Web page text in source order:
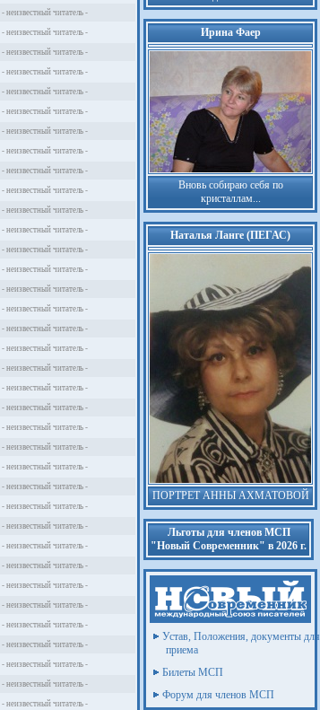
- неизвестный читатель -
- неизвестный читатель -
- неизвестный читатель -
- неизвестный читатель -
- неизвестный читатель -
- неизвестный читатель -
- неизвестный читатель -
- неизвестный читатель -
- неизвестный читатель -
- неизвестный читатель -
- неизвестный читатель -
- неизвестный читатель -
- неизвестный читатель -
- неизвестный читатель -
- неизвестный читатель -
- неизвестный читатель -
- неизвестный читатель -
- неизвестный читатель -
- неизвестный читатель -
- неизвестный читатель -
- неизвестный читатель -
- неизвестный читатель -
- неизвестный читатель -
- неизвестный читатель -
- неизвестный читатель -
- неизвестный читатель -
- неизвестный читатель -
- неизвестный читатель -
- неизвестный читатель -
- неизвестный читатель -
- неизвестный читатель -
- неизвестный читатель -
- неизвестный читатель -
- неизвестный читатель -
- неизвестный читатель -
- неизвестный читатель -
Ирина Фаер
Вновь собираю себя по
кристаллам...
Наталья Ланге (ПЕГАС)
ПОРТРЕТ АННЫ АХМАТОВОЙ
Льготы для членов МСП
"Новый Современник" в 2026 г.
Устав, Положения, документы для
приема
Билеты МСП
Форум для членов МСП